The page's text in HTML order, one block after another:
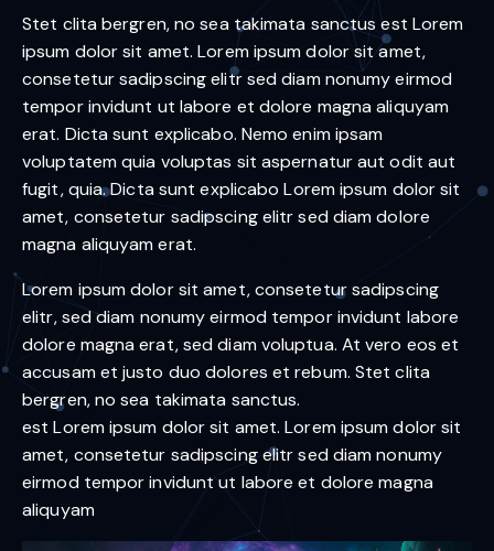
Stet clita bergren, no sea takimata sanctus est Lorem
ipsum dolor sit amet. Lorem ipsum dolor sit amet,
consetetur sadipscing elitr sed diam nonumy eirmod
tempor invidunt ut labore et dolore magna aliquyam
erat. Dicta sunt explicabo. Nemo enim ipsam
voluptatem quia voluptas sit aspernatur aut odit aut
fugit, quia. Dicta sunt explicabo Lorem ipsum dolor sit
amet, consetetur sadipscing elitr sed diam dolore
magna aliquyam erat.
Lorem ipsum dolor sit amet, consetetur sadipscing
elitr, sed diam nonumy eirmod tempor invidunt labore
dolore magna erat, sed diam voluptua. At vero eos et
accusam et justo duo dolores et rebum. Stet clita
bergren, no sea takimata sanctus.
est Lorem ipsum dolor sit amet. Lorem ipsum dolor sit
amet, consetetur sadipscing elitr sed diam nonumy
eirmod tempor invidunt ut labore et dolore magna
aliquyam